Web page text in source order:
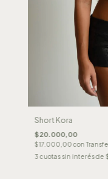
Short Kora
$20.000,00
$17.000,00con
3 cuotas sin interés de